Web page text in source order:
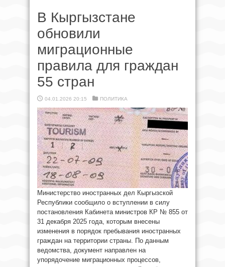
В Кыргызстане
обновили
миграционные
правила для граждан
55 стран
04.01.2026 20:15 ПОЛИТИКА
Министерство иностранных дел Кыргызской
Республики сообщило о вступлении в силу
постановления Кабинета министров КР № 855 от
31 декабря 2025 года, которым внесены
изменения в порядок пребывания иностранных
граждан на территории страны. По данным
ведомства, документ направлен на
упорядочение миграционных процессов,